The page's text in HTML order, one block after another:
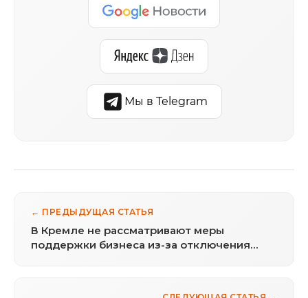
Мы в Telegram
← ПРЕДЫДУЩАЯ СТАТЬЯ
В Кремле не рассматривают меры
поддержки бизнеса из-за отключения